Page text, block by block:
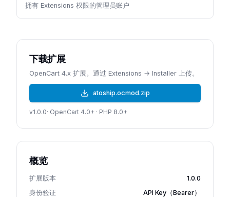
拥有 Extensions 权限的管理员账户
下载扩展
OpenCart 4.x 扩展。通过 Extensions → Installer 上传。
atoship.ocmod.zip
v1.0.0· OpenCart 4.0+ · PHP 8.0+
概览
扩展版本
1.0.0
身份验证
API Key（Bearer）